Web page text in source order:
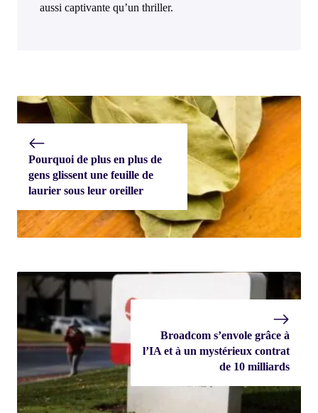
aussi captivante qu’un thriller.
Pourquoi de plus en plus de
gens glissent une feuille de
laurier sous leur oreiller
Broadcom s’envole grâce à
l’IA et à un mystérieux contrat
de 10 milliards